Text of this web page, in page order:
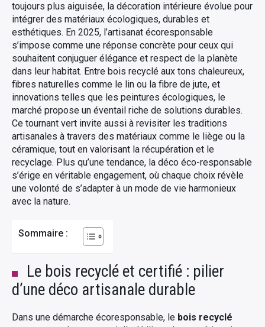
toujours plus aiguisée, la décoration intérieure évolue pour
intégrer des matériaux écologiques, durables et
esthétiques. En 2025, l’artisanat écoresponsable
s’impose comme une réponse concrète pour ceux qui
souhaitent conjuguer élégance et respect de la planète
dans leur habitat. Entre bois recyclé aux tons chaleureux,
fibres naturelles comme le lin ou la fibre de jute, et
innovations telles que les peintures écologiques, le
marché propose un éventail riche de solutions durables.
Ce tournant vert invite aussi à revisiter les traditions
artisanales à travers des matériaux comme le liège ou la
céramique, tout en valorisant la récupération et le
recyclage. Plus qu’une tendance, la déco éco-responsable
s’érige en véritable engagement, où chaque choix révèle
une volonté de s’adapter à un mode de vie harmonieux
avec la nature.
Sommaire :
Le bois recyclé et certifié : pilier
d’une déco artisanale durable
Dans une démarche écoresponsable, le bois recyclé